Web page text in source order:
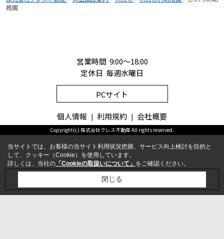
稚園
営業時間 9:00～18:00
定休日 毎週水曜日
PCサイト
個人情報 利用規約 会社概要
Copyright(c) 株式会社クレス不動産 All rights reserved.
当サイトでは、お客様の当サイト利用状況把握、サービス向上検討を目的と
して、クッキー（Cookie）を使用しています。
詳しくは、当社の 「Cookieの取扱いについて」 をご確認ください。
閉じる